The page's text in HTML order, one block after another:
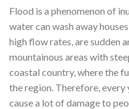
Flood is a phenomenon of
water can wash away
high flow rates, are sudden
mountainous areas with
coastal country, where the
the region. Therefore,
cause a lot of damage to